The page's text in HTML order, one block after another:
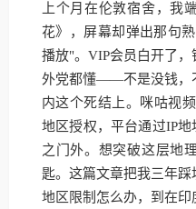
上个月在伦敦宿舍，我
花》，屏幕却弹出那句
播放"。VIP会员白开了
外党都懂——不是没钱，
内这个死结上。咪咕视
地区授权，平台通过IP
之门外。想突破这层地
匙。这篇文章把我三年
地区限制怎么办，到在